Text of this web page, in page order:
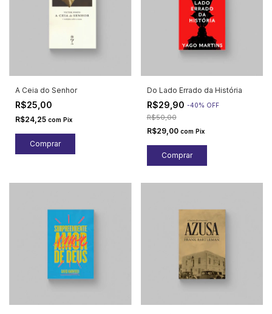
A Ceia do Senhor
R$25,00
R$24,25 com Pix
Do Lado Errado da História
R$29,90 -40% OFF
R$50,00
R$29,00 com Pix